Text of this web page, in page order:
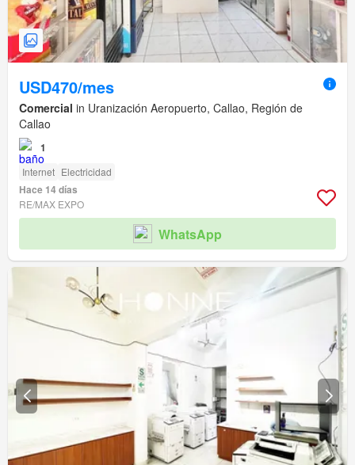
USD470/mes
Comercial in Uranización Aeropuerto, Callao, Región de
Callao
1
Internet Electricidad
Hace 14 días
RE/MAX EXPO
WhatsApp